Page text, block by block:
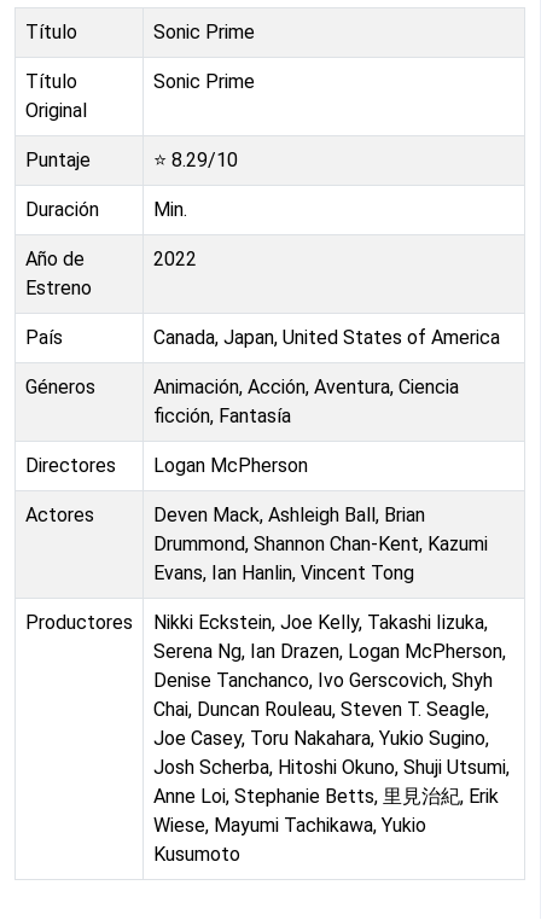
Título Sonic Prime
Título
Original
Sonic Prime
Puntaje ⭐ 8.29/10
Duración Min.
Año de
Estreno
2022
País Canada, Japan, United States of America
Géneros
Animación, Acción, Aventura, Ciencia
ficción, Fantasía
Directores Logan McPherson
Actores
Deven Mack, Ashleigh Ball, Brian
Drummond, Shannon Chan-Kent, Kazumi
Evans, Ian Hanlin, Vincent Tong
Productores
Nikki Eckstein, Joe Kelly, Takashi Iizuka,
Serena Ng, Ian Drazen, Logan McPherson,
Denise Tanchanco, Ivo Gerscovich, Shyh
Chai, Duncan Rouleau, Steven T. Seagle,
Joe Casey, Toru Nakahara, Yukio Sugino,
Josh Scherba, Hitoshi Okuno, Shuji Utsumi,
Anne Loi, Stephanie Betts, 里見治紀, Erik
Wiese, Mayumi Tachikawa, Yukio
Kusumoto